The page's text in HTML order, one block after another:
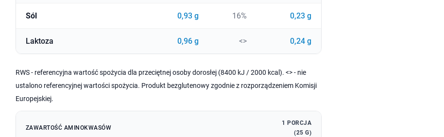
Sól 0,93 g 16% 0,23 g
Laktoza 0,96 g <> 0,24 g
RWS - referencyjna wartość spożycia dla przeciętnej osoby dorosłej (8400 kJ / 2000 kcal). <> - nie
ustalono referencyjnej wartości spożycia. Produkt bezglutenowy zgodnie z rozporządzeniem Komisji
Europejskiej.
ZAWARTOŚĆ AMINOKWASÓW
1 PORCJA
(25 G)